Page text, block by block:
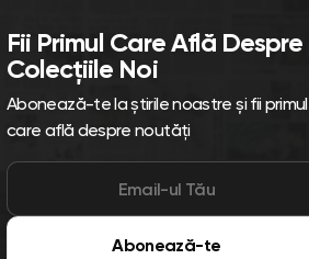
Fii Primul Care Află Despre
Colecțiile Noi
Abonează-te la știrile noastre și fii primul
care află despre noutăți
Abonează-te